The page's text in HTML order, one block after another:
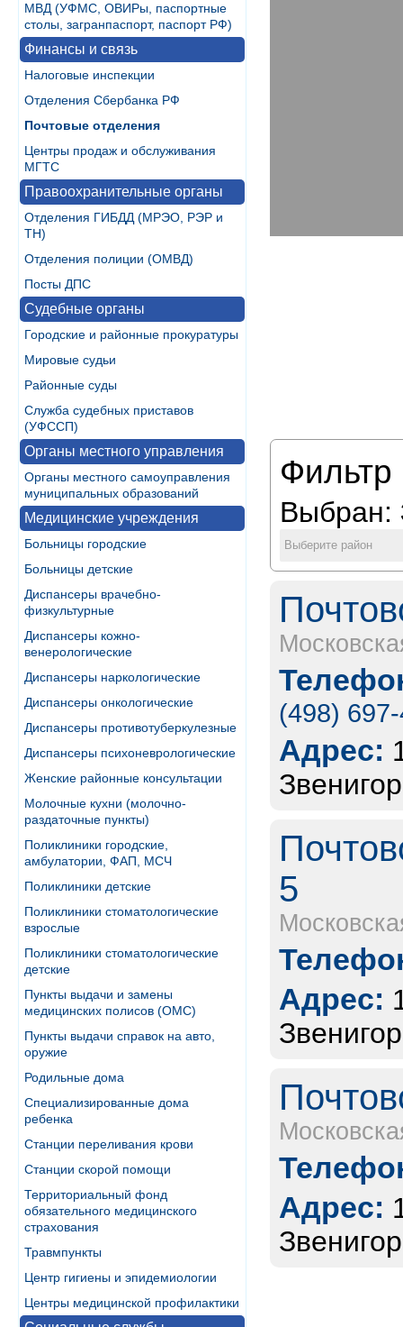
МВД (УФМС, ОВИРы, паспортные
столы, загранпаспорт, паспорт РФ)
Финансы и связь
Налоговые инспекции
Отделения Сбербанка РФ
Почтовые отделения
Центры продаж и обслуживания
МГТС
Правоохранительные органы
Отделения ГИБДД (МРЭО, РЭР и
ТН)
Отделения полиции (ОМВД)
Посты ДПС
Судебные органы
Городские и районные прокуратуры
Мировые судьи
Районные суды
Служба судебных приставов
(УФССП)
Органы местного управления
Органы местного самоуправления
муниципальных образований
Медицинские учреждения
Больницы городские
Больницы детские
Диспансеры врачебно-
физкультурные
Диспансеры кожно-
венерологические
Диспансеры наркологические
Диспансеры онкологические
Диспансеры противотуберкулезные
Диспансеры психоневрологические
Женские районные консультации
Молочные кухни (молочно-
раздаточные пункты)
Поликлиники городские,
амбулатории, ФАП, МСЧ
Поликлиники детские
Поликлиники стоматологические
взрослые
Поликлиники стоматологические
детские
Пункты выдачи и замены
медицинских полисов (ОМС)
Пункты выдачи справок на авто,
оружие
Родильные дома
Специализированные дома
ребенка
Станции переливания крови
Станции скорой помощи
Территориальный фонд
обязательного медицинского
страхования
Травмпункты
Центр гигиены и эпидемиологии
Центры медицинской профилактики
Фильтр
Выбран:
Выберите район
(498)
Адрес:
5
Адрес:
Адрес: